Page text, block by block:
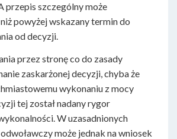
przepis szczególny może
powyżej wskazany termin do
od decyzji.
przez stronę co do zasady
zaskarżonej decyzji, chyba że
wykonaniu z mocy
tej został nadany rygor
W uzasadnionych
może jednak na wniosek